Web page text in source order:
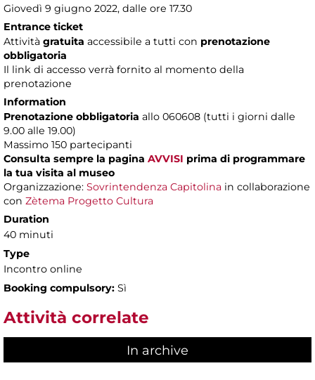
Giovedì 9 giugno 2022, dalle ore 17.30
Entrance ticket
Attività gratuita accessibile a tutti con prenotazione
obbligatoria
Il link di accesso verrà fornito al momento della
prenotazione
Information
Prenotazione obbligatoria allo 060608 (tutti i giorni dalle
9.00 alle 19.00)
Massimo 150 partecipanti
Consulta sempre la pagina AVVISI prima di programmare
la tua visita al museo
Organizzazione: Sovrintendenza Capitolina in collaborazione
con Zètema Progetto Cultura
Duration
40 minuti
Type
Incontro online
Booking compulsory: Sì
Attività correlate
In archive